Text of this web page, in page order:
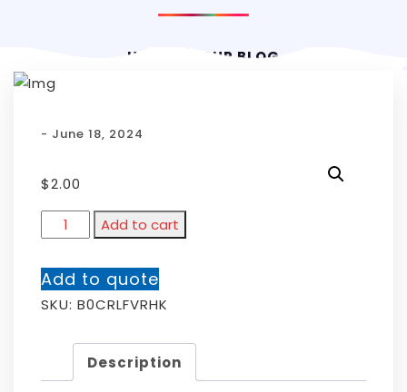
HOME OUR BLOG
- June 18, 2024
$2.00
Add to cart
Add to quote
SKU: B0CRLFVRHK
Description